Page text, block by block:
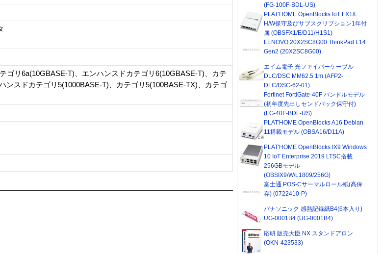
ゴリ6a(10GBASE-T)、エンハンスドカテゴリ6(10GBASE-T)、カテ
ンスドカテゴリ5(1000BASE-T)、カテゴリ5(100BASE-TX)、カテゴ
(FG-100F-BDL-US)
PLAT'HOME OpenBlocks IoT FX1/E
H/W保守及びサブスクリプション1年付
属 (OBSFX1/E/D11/H1S1)
LENOVO 20X2SC8G00 ThinkPad L14
Gen2 (20X2SC8G00)
エイム電子 光ファイバーケーブル
DLC/DSC MM62.5 1m (AFP2-
DLC/DSC-62-01)
Fortinet FortiGate-40F バンドルモデル
(初年度先出しセンドバック保守付)
(FG-40F-BDL-US)
PLAT'HOME OpenBlocks A16 Debian
11搭載モデル (OBSA16/D11A)
PLAT'HOME OpenBlocks IX9 Windows
10 IoT Enterprise 2019 LTSC搭載
256GBモデル
(OBSIX9/W/L1809/256G)
富士通 POS-Cサーマルロール紙(高保
存) (0722410-P)
パナソニック 感熱記録紙B4(6本入り)
UG-0001B4 (UG-0001B4)
応研 販売大臣 NX スタンドアロン
(OKN-423533)